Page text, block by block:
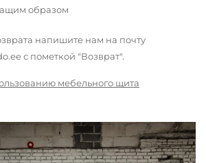
образом
напишите нам на почту
с пометкой "Возврат".
мебельного щита